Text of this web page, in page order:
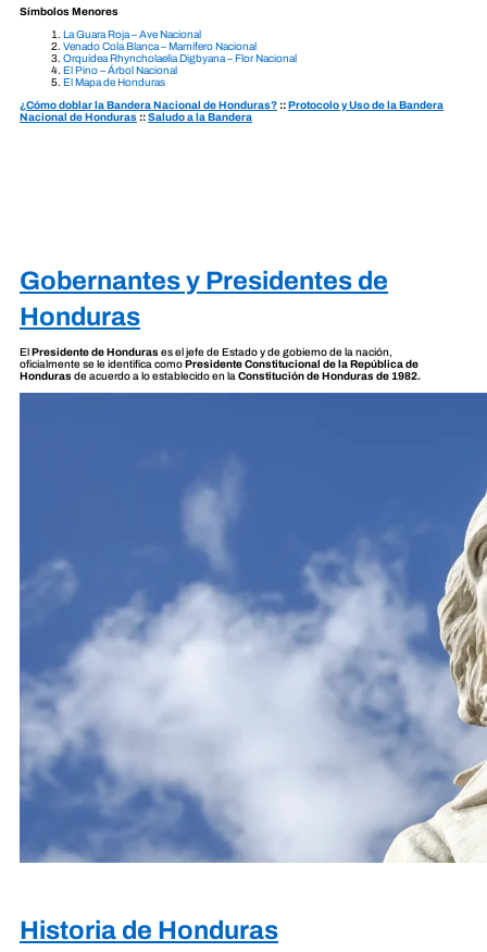
Símbolos Menores
La Guara Roja – Ave Nacional
Venado Cola Blanca – Mamífero Nacional
Orquídea Rhyncholaelia Digbyana – Flor Nacional
El Pino – Árbol Nacional
El Mapa de Honduras
¿Cómo doblar la Bandera Nacional de Honduras? ::Protocolo y Uso de la Bandera
Nacional de Honduras ::Saludo a la Bandera
Gobernantes y Presidentes de
Honduras
ElPresidente de Hondurases el jefe de Estado y de gobierno de la nación,
oficialmente se le identifica comoPresidente Constitucional de la República de
Hondurasde acuerdo a lo establecido en laConstitución de Honduras de 1982.
Historia de Honduras